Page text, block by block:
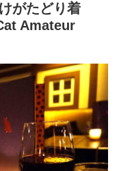
がたどり着
Amateur